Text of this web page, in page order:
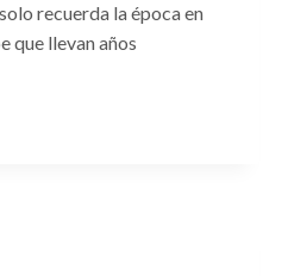
recuerda la época en
que llevan años